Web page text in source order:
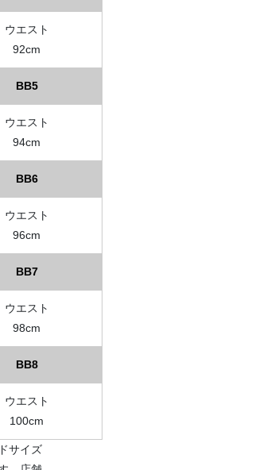
ウエスト
92cm
BB5
ウエスト
94cm
BB6
ウエスト
96cm
BB7
ウエスト
98cm
BB8
ウエスト
100cm
サイズ